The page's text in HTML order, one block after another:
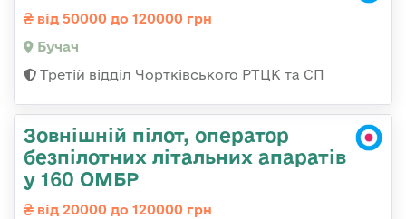
від 50000 до 120000 грн
Бучач
Третій відділ Чортківського РТЦК та СП
Зовнішній пілот, оператор
безпілотних літальних апаратів
у 160 ОМБР
від 20000 до 120000 грн